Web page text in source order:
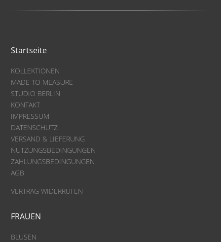
Startseite
KOLLEKTIONEN
MADE TO MEASURE
STUDIO BERLIN
KONTAKT
IMPRESSUM
DATENSCHUTZ
VERSAND & LIEFERUNG
NUTZUNGSBEDINGUNGEN
ZAHLUNGSBEDINGUNGEN
AGB
VERTRAG WIDERRUFEN
FRAUEN
BLUSEN